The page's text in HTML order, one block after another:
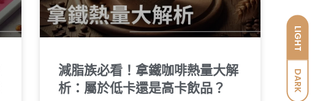
LIGHT
DARK
減脂族必看！拿鐵咖啡熱量大解
析：屬於低卡還是高卡飲品？